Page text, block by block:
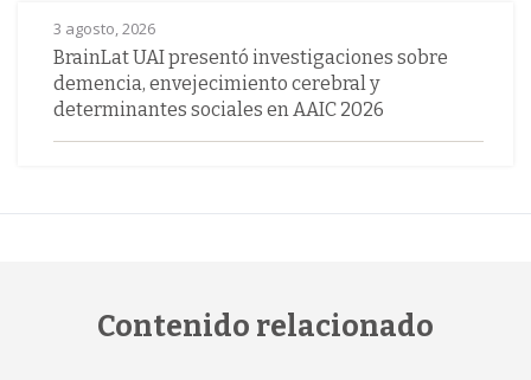
3 agosto, 2026
BrainLat UAI presentó investigaciones sobre
demencia, envejecimiento cerebral y
determinantes sociales en AAIC 2026
Contenido relacionado